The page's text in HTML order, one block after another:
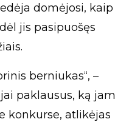
domėjosi, kaip
jis pasipuošęs
berniukas“, –
paklausus, ką jam
konkurse, atlikėjas